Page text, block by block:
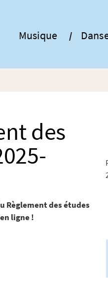
Musique
des
Règlement des études
ligne !